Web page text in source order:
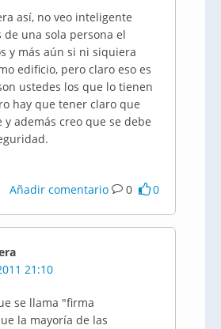
así, no veo inteligente
una sola persona el
y más aún si ni siquiera
edificio, pero claro eso es
ustedes los que lo tienen
hay que tener claro que
y además creo que se debe
Añadir comentario 0 0
21:10
se llama "firma
la mayoría de las